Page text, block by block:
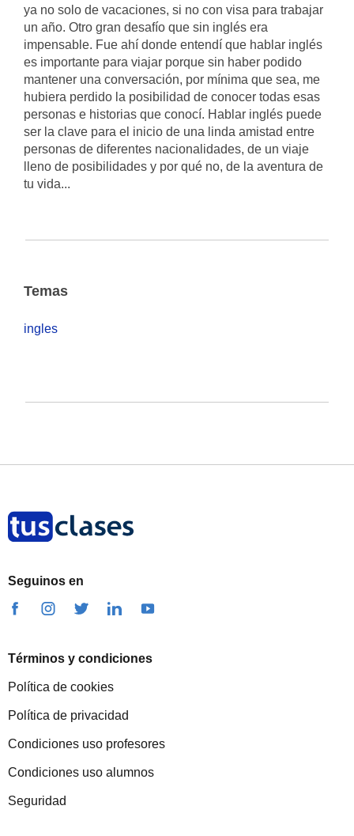
ya no solo de vacaciones, si no con visa para trabajar
un año. Otro gran desafío que sin inglés era
impensable. Fue ahí donde entendí que hablar inglés
es importante para viajar porque sin haber podido
mantener una conversación, por mínima que sea, me
hubiera perdido la posibilidad de conocer todas esas
personas e historias que conocí. Hablar inglés puede
ser la clave para el inicio de una linda amistad entre
personas de diferentes nacionalidades, de un viaje
lleno de posibilidades y por qué no, de la aventura de
tu vida...
Temas
ingles
Seguinos en
Términos y condiciones
Política de cookies
Política de privacidad
Condiciones uso profesores
Condiciones uso alumnos
Seguridad